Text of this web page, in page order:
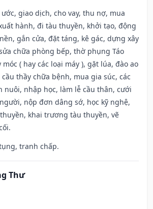
ước, giao dịch, cho vay, thu nợ, mua
hành, đi tàu thuyền, khởi tạo, động
gắn cửa, đặt táng, kê gác, dựng xây
chữa phòng bếp, thờ phụng Táo
( hay các loại máy ), gặt lúa, đào ao
thầy chữa bệnh, mua gia súc, các
nuôi, nhập học, làm lễ cầu thân, cưới
nộp đơn dâng sớ, học kỹ nghệ,
khai trương tàu thuyền, vẽ
tranh chấp.
Thư